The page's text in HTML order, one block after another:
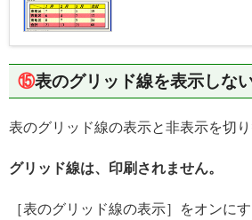
⑮表のグリッド線を表示しな
表のグリッド線の表示と非表示を切り
グリッド線は、印刷されません。
［表のグリッド線の表示］をオンに